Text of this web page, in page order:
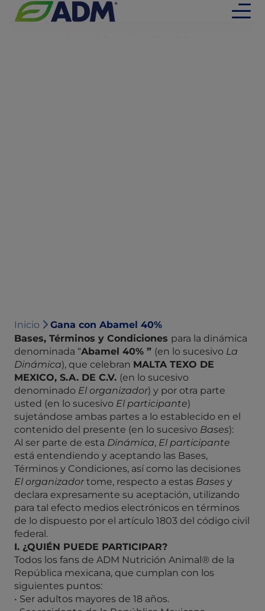
Inicio
Gana con Abamel 40%
Bases, Términos y Condiciones para la dinámica
denominada “Abamel 40% ” (en lo sucesivo La
Dinámica), que celebran MALTA TEXO DE
MEXICO, S.A. DE C.V. (en lo sucesivo
denominado El organizador) y por otra parte
usted (en lo sucesivo El participante)
sujetándose ambas partes a lo establecido en el
contenido del presente (en lo sucesivo Bases):
Al ser parte de esta Dinámica, El participante
está entendiendo y aceptando las Bases,
Términos y Condiciones, así como las decisiones
El organizadortome, respecto a estas Bases y
declara expresamente su aceptación, utilizando
para tal efecto medios electrónicos en términos
de lo dispuesto por el artículo 1803 del código civil
federal.
I. ¿QUIÉN PUEDE PARTICIPAR?
Todos los fans de ADM Nutrición Animal® de la
República mexicana, que cumplan con los
siguientes puntos:
• Ser adultos mayores de 18 años.